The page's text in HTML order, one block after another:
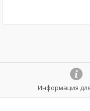
Информация